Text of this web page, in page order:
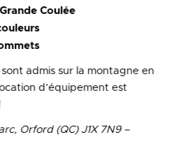
Coulée
admis sur la montagne en
d’équipement est
Orford (QC) J1X 7N9 –